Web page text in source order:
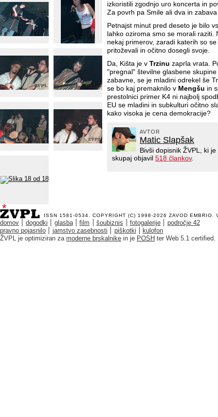
izkoristili zgodnjo uro koncerta in
Za povrh pa Smile ali dva in
Petnajst minut pred deseto je bilo
lahko oziroma smo se morali
nekaj primerov, zaradi katerih so
pritoževali in očitno dosegli svoje.
Da, Kišta je v Trzinu zaprla vrata.
"pregnal" številne glasbene
zabavne, se je mladini odrekel še
se bo kaj premaknilo v Mengšu in
prestolnici primer K4 ni najbolj
EU se mladini in subkulturi očitno
kako visoka je cena demokracije?
AVTOR
Matic Slapšak
Bivši dopisnik ŽVPL, ki
skupaj objavil 518 člankov.
ISSN 1581-0534. COPYRIGHT (C) 1998-2026 ZAVOD EMBRIO .
domov dogodki glasba film šoubiznis fotogalerije
področje 42
pravno pojasnilo
jamstvo zasebnosti piškotki
kulofon
ŽVPL je optimiziran za moderne brskalnike in je POSH ter Web 5.1 certified.